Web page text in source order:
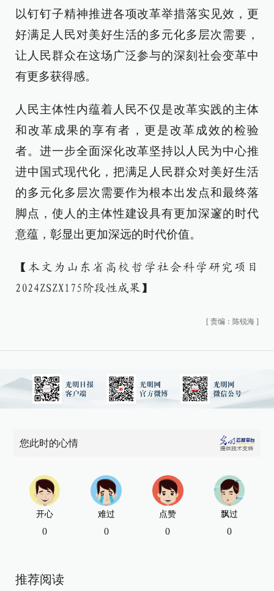
以钉钉子精神推进各项改革举措落实见效，更
好满足人民对美好生活的多元化多层次需要，
让人民群众在这场广泛参与的深刻社会变革中
有更多获得感。
人民主体性内蕴着人民不仅是改革实践的主体
和改革成果的享有者，更是改革成效的检验
者。进一步全面深化改革坚持以人民为中心推
进中国式现代化，把满足人民群众对美好生活
的多元化多层次需要作为根本出发点和最终落
脚点，使人的主体性建设具有更加深邃的时代
意蕴，彰显出更加深远的时代价值。
【本文为山东省高校哲学社会科学研究项目
2024ZSZX175阶段性成果】
[ 责编：陈锐海 ]
您此时的心情
开心
0
难过
0
点赞
0
飘过
0
推荐阅读